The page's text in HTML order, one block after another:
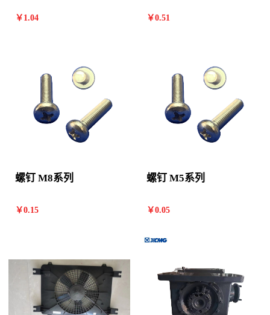
￥ 1.04 ￥0.51
螺钉 M8系列
￥0.15
螺钉 M5系列
￥0.05